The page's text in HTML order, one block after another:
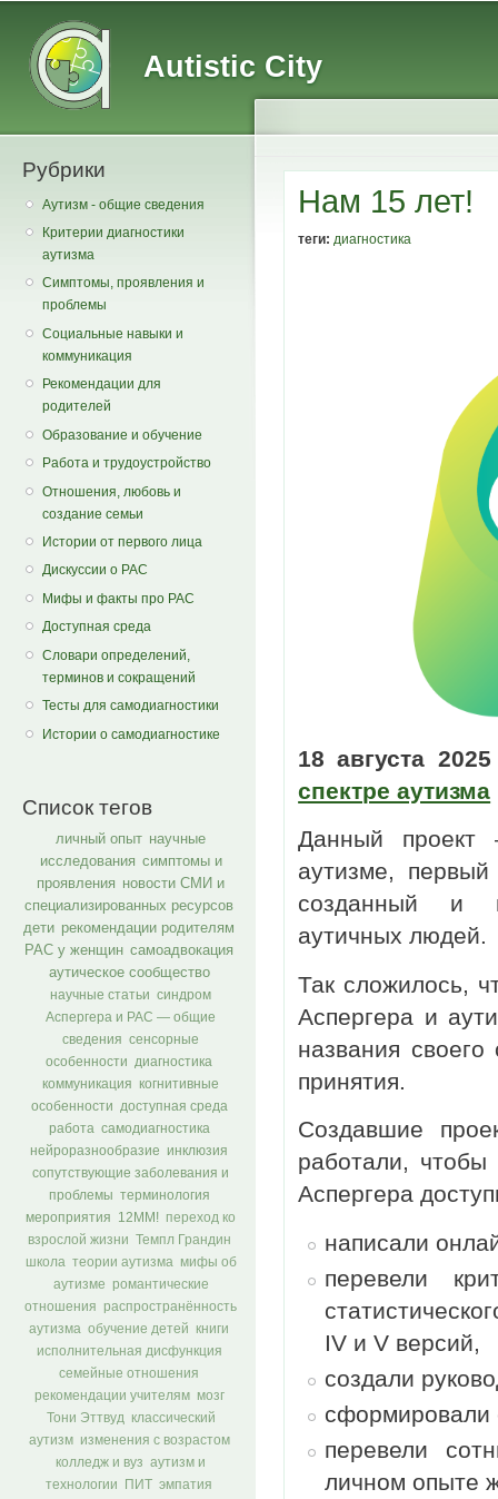
Autistic City
Рубрики
Аутизм - общие сведения
Критерии диагностики
аутизма
Симптомы, проявления и
проблемы
Социальные навыки и
коммуникация
Рекомендации для
родителей
Образование и обучение
Работа и трудоустройство
Отношения, любовь и
создание семьи
Истории от первого лица
Дискуссии о РАС
Мифы и факты про РАС
Доступная среда
Словари определений,
терминов и сокращений
Тесты для самодиагностики
Истории о самодиагностике
Список тегов
личный опыт научные
исследования симптомы и
проявления новости СМИ и
специализированных ресурсов
дети рекомендации родителям
РАС у женщин самоадвокация
аутическое сообщество
научные статьи синдром
Аспергера и РАС — общие
сведения сенсорные
особенности диагностика
коммуникация когнитивные
особенности доступная среда
работа самодиагностика
нейроразнообразие инклюзия
сопутствующие заболевания и
проблемы терминология
мероприятия 12ММ! переход ко
взрослой жизни
Темпл Грандин
школа теории аутизма
мифы об
аутизме
романтические
отношения
распространённость
аутизма обучение детей
книги
исполнительная дисфункция
семейные отношения
рекомендации учителям
мозг
Тони Эттвуд
классический
аутизм
изменения с возрастом
колледж и вуз аутизм и
технологии
ПИТ
эмпатия
Нам 15 лет!
теги: диагностика
18 августа
спектре аутизма
Данный проект
аутизме,
созданный и
аутичных людей.
Так сложилось,
Аспергера и
названия
принятия.
Создавшие
работали,
Аспергера
написали
перевели
IV и V версий,
создали
сформировали
перевели
личном опыте